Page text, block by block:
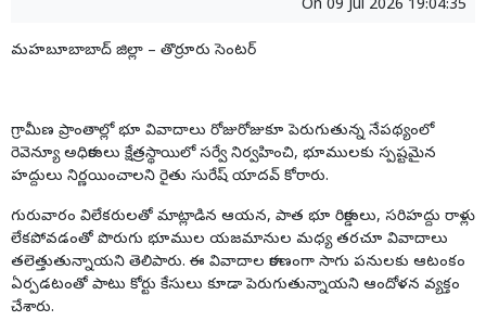
On 09 Jul 2026 19:04:35
మహబూబాబాద్ జిల్లా – తొర్రూరు సెంటర్
గ్రామీణ ప్రాంతాల్లో భూ వివాదాలు రోజురోజుకూ పెరుగుతున్న నేపథ్యంలో
రెవెన్యూ అధికారులు క్షేత్రస్థాయిలో సర్వే నిర్వహించి, భూములకు స్పష్టమైన
హద్దులు నిర్ణయించాలని రైతు సురేష్ యాదవ్ కోరారు.
గురువారం విలేకరులతో మాట్లాడిన ఆయన, పాత భూ రికార్డులు, సరిహద్దు రాళ్లు
లేకపోవడంతో పొరుగు భూముల యజమానుల మధ్య తరచూ వివాదాలు
తలెత్తుతున్నాయని తెలిపారు. ఈ వివాదాల కారణంగా సాగు పనులకు ఆటంకం
ఏర్పడటంతో పాటు కోర్టు కేసులు కూడా పెరుగుతున్నాయని ఆందోళన వ్యక్తం
చేశారు.